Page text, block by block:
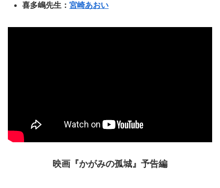
喜多嶋先生：宮崎あおい
映画『かがみの孤城』予告編